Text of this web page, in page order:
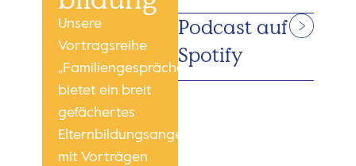
Unsere
Vortragsreihe
„Familiengespräche“
bietet ein breit
gefächertes
Elternbildungsangebot
mit Vorträgen
Podcast auf
Spotify